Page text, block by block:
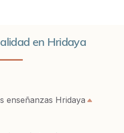
en Hridaya
enseñanzas Hridaya